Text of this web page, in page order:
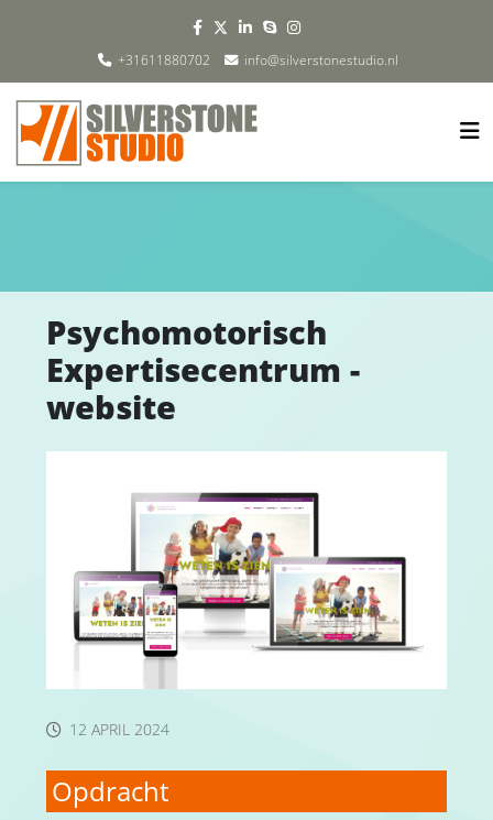
+31611880702 info@silverstonestudio.nl
Psychomotorisch
Expertisecentrum -
website
12 APRIL 2024
Opdracht